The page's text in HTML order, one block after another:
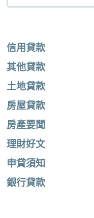
信用貸款
其他貸款
土地貸款
房屋貸款
房產要聞
理財好文
申貸須知
銀行貸款